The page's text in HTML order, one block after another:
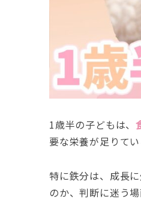
1歳半の子どもは、
要な栄養が足りて
特に鉄分は、成長
のか、判断に迷う